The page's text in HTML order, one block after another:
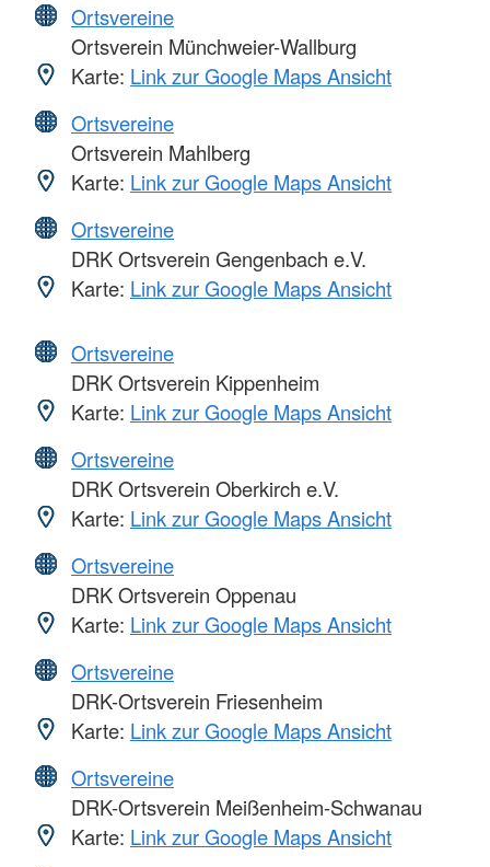
Ortsvereine
Ortsverein Münchweier-Wallburg
Karte: Link zur Google Maps Ansicht
Ortsvereine
Ortsverein Mahlberg
Karte: Link zur Google Maps Ansicht
Ortsvereine
DRK Ortsverein Gengenbach e.V.
Karte: Link zur Google Maps Ansicht
Ortsvereine
DRK Ortsverein Kippenheim
Karte: Link zur Google Maps Ansicht
Ortsvereine
DRK Ortsverein Oberkirch e.V.
Karte: Link zur Google Maps Ansicht
Ortsvereine
DRK Ortsverein Oppenau
Karte: Link zur Google Maps Ansicht
Ortsvereine
DRK-Ortsverein Friesenheim
Karte: Link zur Google Maps Ansicht
Ortsvereine
DRK-Ortsverein Meißenheim-Schwanau
Karte: Link zur Google Maps Ansicht